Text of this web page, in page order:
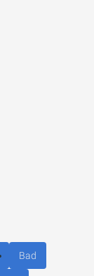
Bad